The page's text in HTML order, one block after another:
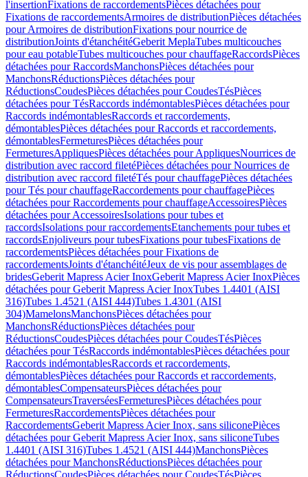
l'insertionFixations de raccordementsPièces détachées pour
Fixations de raccordementsArmoires de distributionPièces détachées
pour Armoires de distributionFixations pour nourrice de
distributionJoints d'étanchéitéGeberit MeplaTubes multicouches
pour eau potableTubes multicouches pour chauffageRaccordsPièces
détachées pour RaccordsManchonsPièces détachées pour
ManchonsRéductionsPièces détachées pour
RéductionsCoudesPièces détachées pour CoudesTésPièces
détachées pour TésRaccords indémontablesPièces détachées pour
Raccords indémontablesRaccords et raccordements,
démontablesPièces détachées pour Raccords et raccordements,
démontablesFermeturesPièces détachées pour
FermeturesAppliquesPièces détachées pour AppliquesNourrices de
distribution avec raccord filetéPièces détachées pour Nourrices de
distribution avec raccord filetéTés pour chauffagePièces détachées
pour Tés pour chauffageRaccordements pour chauffagePièces
détachées pour Raccordements pour chauffageAccessoiresPièces
détachées pour AccessoiresIsolations pour tubes et
raccordsIsolations pour raccordementsEtanchements pour tubes et
raccordsEnjoliveurs pour tubesFixations pour tubesFixations de
raccordementsPièces détachées pour Fixations de
raccordementsJoints d'étanchéitéJeux de vis pour assemblages de
bridesGeberit Mapress Acier InoxGeberit Mapress Acier InoxPièces
détachées pour Geberit Mapress Acier InoxTubes 1.4401 (AISI
316)Tubes 1.4521 (AISI 444)Tubes 1.4301 (AISI
304)MamelonsManchonsPièces détachées pour
ManchonsRéductionsPièces détachées pour
RéductionsCoudesPièces détachées pour CoudesTésPièces
détachées pour TésRaccords indémontablesPièces détachées pour
Raccords indémontablesRaccords et raccordements,
démontablesPièces détachées pour Raccords et raccordements,
démontablesCompensateursPièces détachées pour
CompensateursTraverséesFermeturesPièces détachées pour
FermeturesRaccordementsPièces détachées pour
RaccordementsGeberit Mapress Acier Inox, sans siliconePièces
détachées pour Geberit Mapress Acier Inox, sans siliconeTubes
1.4401 (AISI 316)Tubes 1.4521 (AISI 444)ManchonsPièces
détachées pour ManchonsRéductionsPièces détachées pour
RéductionsCoudesPièces détachées pour CoudesTésPièces